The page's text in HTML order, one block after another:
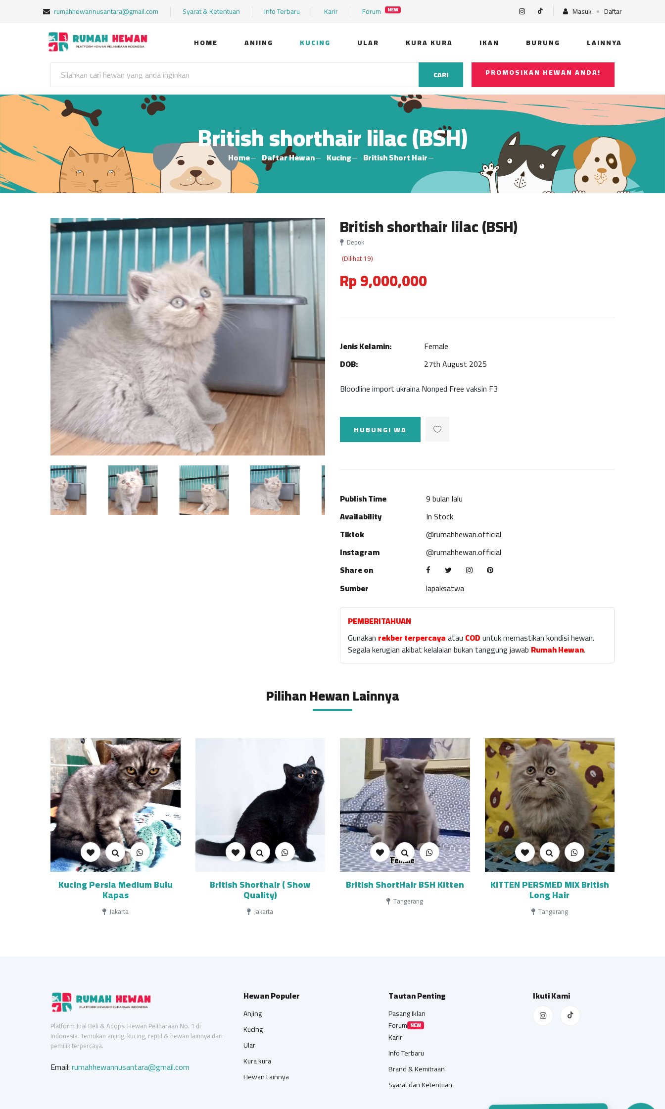
rumahhewannusantara@gmail.com Syarat & Ketentuan Info Terbaru Karir Forum NEW Masuk Daftar
HOME ANJING KUCING ULAR KURA KURA IKAN BURUNG LAINNYA
CARI PROMOSIKAN HEWAN ANDA!
British shorthair lilac (BSH)
Home Daftar Hewan Kucing British Short Hair
British shorthair lilac (BSH)
Depok
(Dilihat 19)
Rp 9,000,000
Jenis Kelamin:
Female
DOB:
27th August 2025
Bloodline import ukraina Nonped Free vaksin F3
HUBUNGI WA
Publish Time
9 bulan lalu
Availability
In Stock
Tiktok
@rumahhewan.official
Instagram
@rumahhewan.official
Share on
Sumber
lapaksatwa
PEMBERITAHUAN
Gunakan rekber terpercayaatau CODuntuk memastikan kondisi hewan.
Segala kerugian akibat kelalaian bukan tanggung jawab Rumah Hewan.
Pilihan Hewan Lainnya
Kucing Persia Medium Bulu
Kapas
Jakarta
British Shorthair ( Show
Quality)
Jakarta
British ShortHair BSH Kitten
Tangerang
KITTEN PERSMED MIX British
Long Hair
Tangerang
Platform Jual Beli & Adopsi Hewan Peliharaan No. 1 di
Indonesia. Temukan anjing, kucing, reptil & hewan lainnya dari
pemilik terpercaya.
Email:rumahhewannusantara@gmail.com
Hewan Populer
Anjing
Kucing
Ular
Kura kura
Hewan Lainnya
Tautan Penting
Pasang Iklan
Forum NEW
Karir
Info Terbaru
Brand & Kemitraan
Syarat dan Ketentuan
Ikuti Kami